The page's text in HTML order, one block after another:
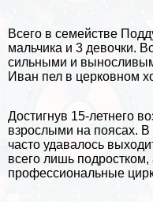
Всего в семействе
мальчика и 3 дeвoчки.
сильными и
Иван пел в церковном
Достигнув 15-летнего
взрослыми на поясах. В
часто удавалось
всего лишь
профессиональные